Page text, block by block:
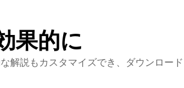
果的に
説もカスタマイズでき、ダウンロー